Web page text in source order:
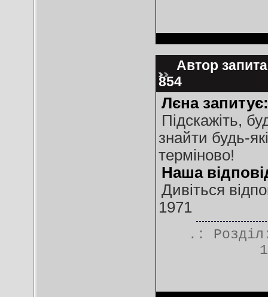
Автор
854
Лєна запитує:
Підскажіть,
знайти будь-
терміново!
Наша
Дивіться
1971
.: